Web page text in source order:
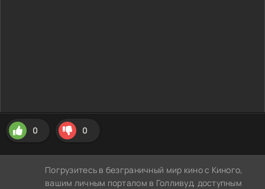
0 0
Погрузитесь в безграничный мир кино с Киного,
вашим личным порталом в Голливуд, доступным